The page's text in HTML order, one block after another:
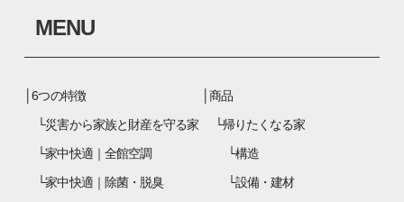
MENU
6つの特徴
災害から家族と財産を守る家
家中快適｜全館空調
家中快適｜除菌・脱臭
商品
帰りたくなる家
構造
設備・建材